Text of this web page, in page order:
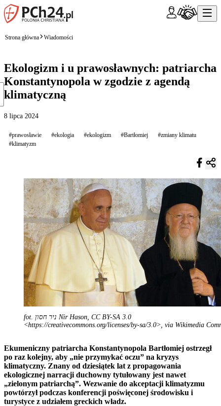
Strona główna Wiadomości
Ekologizm i u prawosławnych: patriarcha
Konstantynopola w zgodzie z agendą
klimatyczną
8 lipca 2024
#prawosławie #ekologia #ekologizm #Bartłomiej
#zmiany klimatu
#klimatyzm
fot. ניר חסון Nir Hason, CC BY-SA 3.0
<https://creativecommons.org/licenses/by-sa/3.0>, via Wikimedia
Ekumeniczny patriarcha Konstantynopola Bartłomiej ostrzegł
po raz kolejny, aby „nie przymykać oczu” na kryzys
klimatyczny. Znany od dziesiątek lat z propagowania
ekologicznej narracji duchowny tytułowany jest nawet
„zielonym patriarchą”. Wezwanie do akceptacji klimatyzmu
powtórzył podczas konferencji poświęconej środowisku i
turystyce z udziałem greckich władz.